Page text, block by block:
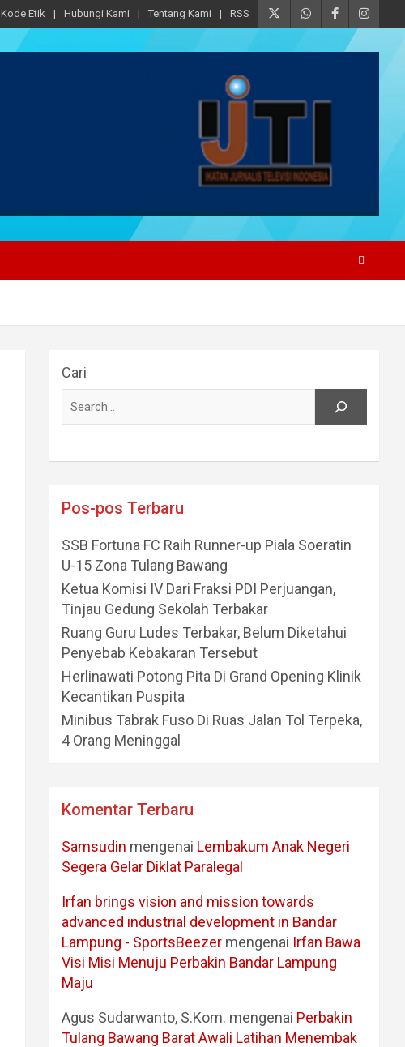
Kode Etik Hubungi Kami Tentang Kami RSS
Cari
Pos-pos Terbaru
SSB Fortuna FC Raih Runner-up Piala Soeratin
U-15 Zona Tulang Bawang
Ketua Komisi IV Dari Fraksi PDI Perjuangan,
Tinjau Gedung Sekolah Terbakar
Ruang Guru Ludes Terbakar, Belum Diketahui
Penyebab Kebakaran Tersebut
Herlinawati Potong Pita Di Grand Opening Klinik
Kecantikan Puspita
Minibus Tabrak Fuso Di Ruas Jalan Tol Terpeka,
4 Orang Meninggal
Komentar Terbaru
Samsudin mengenai Lembakum Anak Negeri
Segera Gelar Diklat Paralegal
Irfan brings vision and mission towards
advanced industrial development in Bandar
Lampung - SportsBeezer mengenai Irfan Bawa
Visi Misi Menuju Perbakin Bandar Lampung
Maju
Agus Sudarwanto, S.Kom. mengenai Perbakin
Tulang Bawang Barat Awali Latihan Menembak